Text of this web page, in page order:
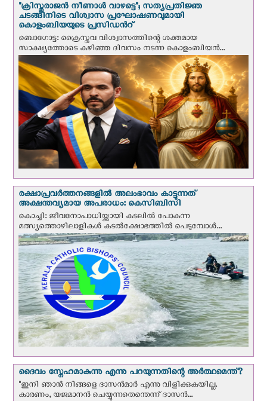
"ക്രിസ്തുരാജന്‍ നീണാള്‍ വാഴട്ടെ"; സത്യപ്രതിജ്ഞ
ചടങ്ങിനിടെ വിശ്വാസ പ്രഘോഷണവുമായി
കൊളംബിയയുടെ പ്രസിഡന്‍റ്
ബൊഗോട്ട: ക്രൈസ്തവ വിശ്വാസത്തിന്റെ ശക്തമായ
സാക്ഷ്യത്തോടെ കഴിഞ്ഞ ദിവസം നടന്ന കൊളംബിയന്‍...
രക്ഷാപ്രവര്‍ത്തനങ്ങളില്‍ അലംഭാവം കാട്ടുന്നത്
അക്ഷന്തവ്യമായ അപരാധം: കെസിബിസി
കൊച്ചി: ജീവനോപാധിയ്ക്കായി കടലില്‍ പോകുന്ന
മത്സ്യത്തൊഴിലാളികള്‍ കടല്‍ക്ഷോഭത്തില്‍ പെടുമ്പോള്‍...
ദൈവം സ്നേഹമാകുന്നു എന്നു പറയുന്നതിന്റെ അർത്ഥമെന്ത്?
"ഇനി ഞാന്‍ നിങ്ങളെ ദാസന്‍മാര്‍ എന്നു വിളിക്കുകയില്ല.
കാരണം, യജമാനന്‍ ചെയ്യുന്നതെന്തെന്ന് ദാസന്‍...